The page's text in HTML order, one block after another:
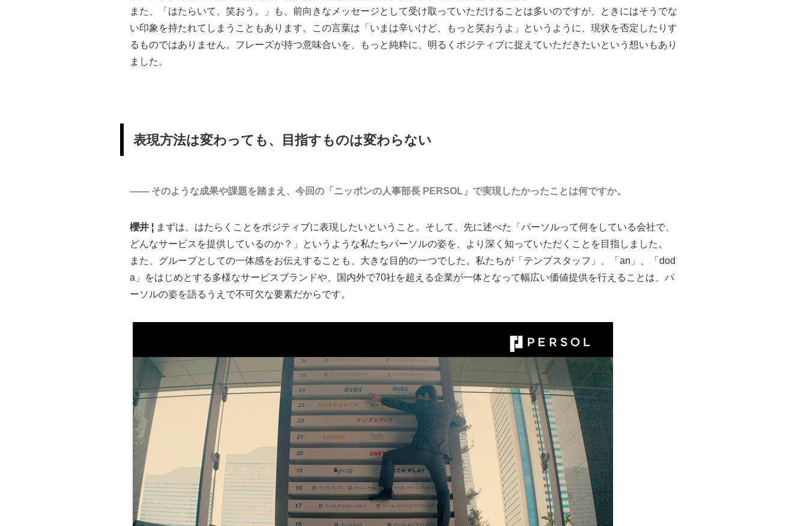
また、「はたらいて、笑おう。」も、前向きなメッセージとして受け取っていただけることは多いのですが、ときにはそうでな
い印象を持たれてしまうこともあります。この言葉は「いまは辛いけど、もっと笑おうよ」というように、現状を否定したりす
るものではありません。フレーズが持つ意味合いを、もっと純粋に、明るくポジティブに捉えていただきたいという想いもあり
ました。
表現方法は変わっても、目指すものは変わらない
―― そのような成果や課題を踏まえ、今回の「ニッポンの人事部長 PERSOL」で実現したかったことは何ですか。
櫻井 ¦ まずは、はたらくことをポジティブに表現したいということ。そして、先に述べた「パーソルって何をしている会社で、
どんなサービスを提供しているのか？」というような私たちパーソルの姿を、より深く知っていただくことを目指しました。
また、グループとしての一体感をお伝えすることも、大きな目的の一つでした。私たちが「テンプスタッフ」、「an」、「dod
a」をはじめとする多様なサービスブランドや、国内外で70社を超える企業が一体となって幅広い価値提供を行えることは、パ
ーソルの姿を語るうえで不可欠な要素だからです。